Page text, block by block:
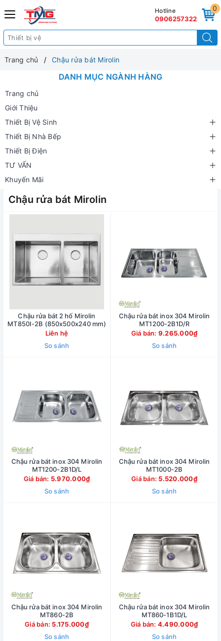
0
Hotline
0906257322
Trang chủ Chậu rửa bát Mirolin
DANH MỤC NGÀNH HÀNG
Trang chủ
Giới Thiệu
Thiết Bị Vệ Sinh
Thiết Bị Nhà Bếp
Thiết Bị Điện
TƯ VẤN
Khuyến Mãi
Chậu rửa bát Mirolin
Chậu rửa bát 2 hố Mirolin
MT850I-2B (850x500x240 mm)
Liên hệ
So sánh
Chậu rửa bát inox 304 Mirolin
MT1200-2B1D/R
Giá bán: 9.265.000₫
So sánh
Chậu rửa bát inox 304 Mirolin
MT1200-2B1D/L
Giá bán: 5.970.000₫
So sánh
Chậu rửa bát inox 304 Mirolin
MT1000-2B
Giá bán: 5.520.000₫
So sánh
Chậu rửa bát inox 304 Mirolin
MT860-2B
Giá bán: 5.175.000₫
So sánh
Chậu rửa bát inox 304 Mirolin
MT860-1B1D/L
Giá bán: 4.490.000₫
So sánh